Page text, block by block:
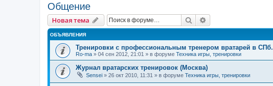
Общение
Новая тема Поиск
ОБЪЯВЛЕНИЯ
Тренировки с профессиональным тренером вратарей в СПб.
Ro-ma » 04 сен 2012, 21:01 » в форуме Техника игры, тренировки
Журнал вратарских тренировок (Москва)
Sensei » 26 окт 2010, 11:31 » в форуме Техника игры, тренировки